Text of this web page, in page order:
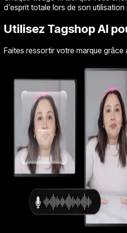
d'esprit totale lors de son utilisation
Utilisez Tagshop AI
Faites ressortir votre marque grâce